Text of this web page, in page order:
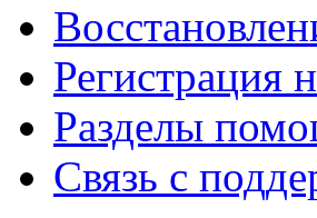
Регистрация
Разделы
Связь с